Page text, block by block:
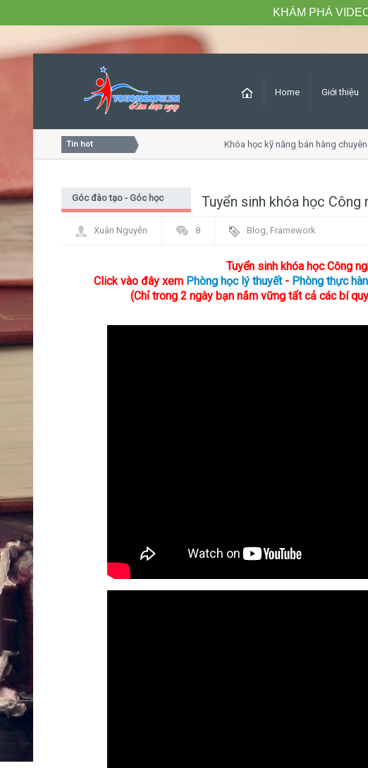
Home Giới thiệu
Tin hot
sóc khách hàng chuyên nghiệp Khóa học kỹ năng bán hàng chuyên
Tuyển sinh khóa học Công
Góc đào tạo - Góc học
Xuân Nguyễn
8 Blog, Framework
Tuyển sinh khóa học Công
Click vào đây xem Phòng học lý thuyết- Phòng thực
(Chỉ trong 2 ngày bạn nắm vững tất cả các bí
KHÁM PHÁ